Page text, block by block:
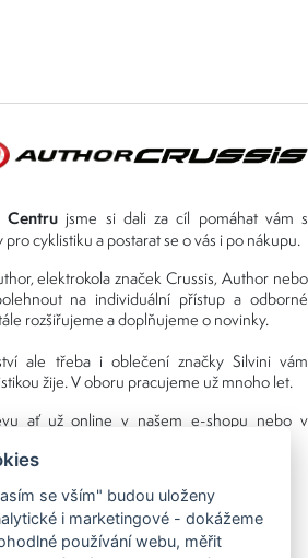
Centru jsme si dali za cíl pomáhat vám s
cyklistiku a postarat se o vás i po nákupu.
elektrokola značek Crussis, Author nebo
na individuální přístup a odborné
rozšiřujeme a doplňujeme o novinky.
ale třeba i oblečení značky Silvini vám
žije. V oboru pracujeme už mnoho let.
ať už online v našem e-shopu nebo v
v NS (nákupní středisko) URAN.
se vším" budou uloženy
i marketingové - dokážeme
používání webu, měřit